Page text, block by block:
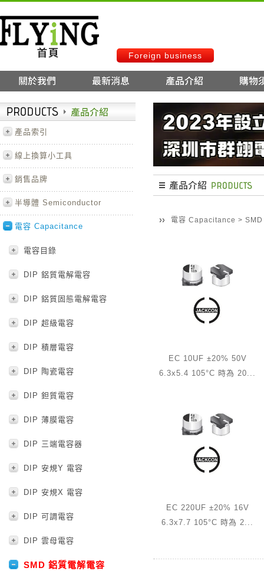
Foreign business
產品索引
線上換算小工具
銷售品牌
半導體 Semiconductor
電容 Capacitance
電容目錄
DIP 鋁質電解電容
DIP 鋁質固態電解電容
DIP 超級電容
DIP 積層電容
DIP 陶瓷電容
DIP 鉭質電容
DIP 薄膜電容
DIP 三端電容器
DIP 安規Y 電容
DIP 安規X 電容
DIP 可調電容
DIP 雲母電容
SMD 鋁質電解電容
電容 Capacitance >
EC 10UF ±20% 50V
6.3x5.4 105°C 時為 20...
EC 220UF ±20% 16V
6.3x7.7 105°C 時為 2...